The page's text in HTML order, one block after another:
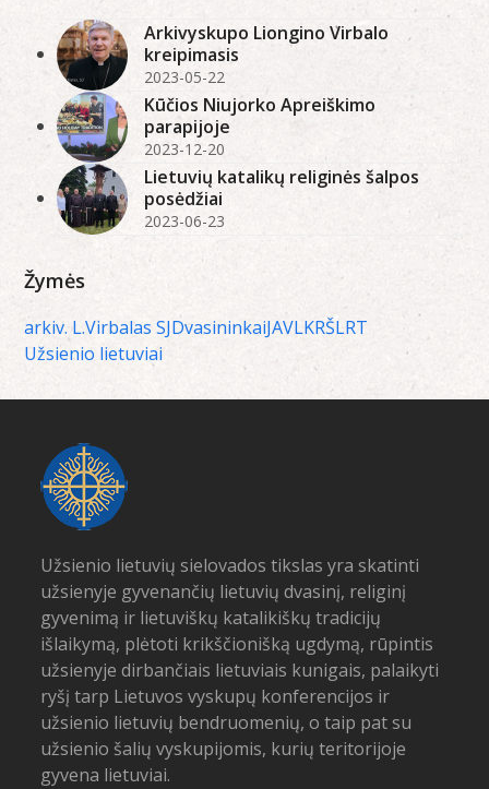
Arkivyskupo Liongino Virbalo
kreipimasis
2023-05-22
Kūčios Niujorko Apreiškimo
parapijoje
2023-12-20
Lietuvių katalikų religinės šalpos
posėdžiai
2023-06-23
Žymės
arkiv. L.Virbalas SJDvasininkaiJAVLKRŠLRT
Užsienio lietuviai
Užsienio lietuvių sielovados tikslas yra skatinti
užsienyje gyvenančių lietuvių dvasinį, religinį
gyvenimą ir lietuviškų katalikiškų tradicijų
išlaikymą, plėtoti krikščionišką ugdymą, rūpintis
užsienyje dirbančiais lietuviais kunigais, palaikyti
ryšį tarp Lietuvos vyskupų konferencijos ir
užsienio lietuvių bendruomenių, o taip pat su
užsienio šalių vyskupijomis, kurių teritorijoje
gyvena lietuviai.